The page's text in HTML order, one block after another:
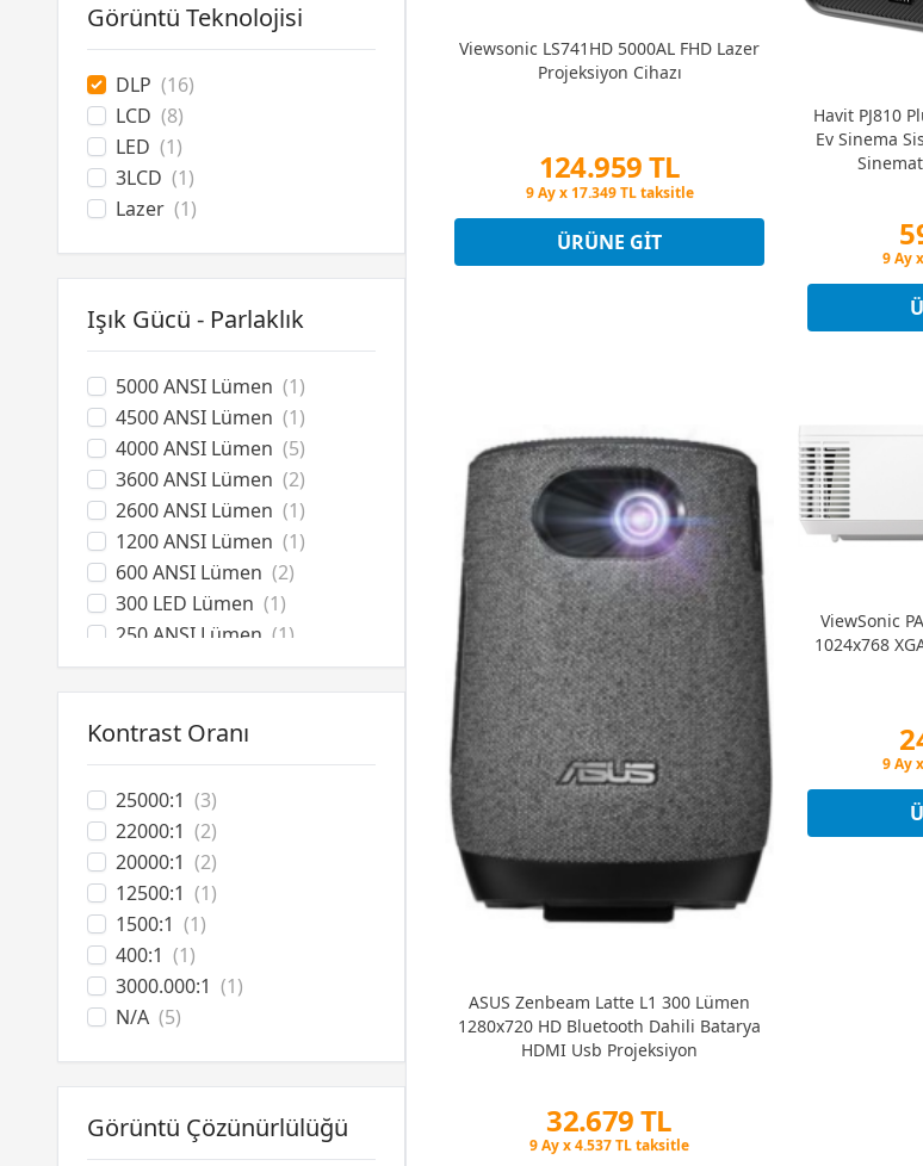
Görüntü Teknolojisi
DLP (16)
LCD (8)
LED (1)
3LCD (1)
Lazer (1)
Işık Gücü - Parlaklık
5000 ANSI Lümen (1)
4500 ANSI Lümen (1)
4000 ANSI Lümen (5)
3600 ANSI Lümen (2)
2600 ANSI Lümen (1)
1200 ANSI Lümen (1)
600 ANSI Lümen (2)
300 LED Lümen (1)
250 ANSI Lümen (1)
150 ANSI Lümen (1)
Kontrast Oranı
25000:1 (3)
22000:1 (2)
20000:1 (2)
12500:1 (1)
1500:1 (1)
400:1 (1)
3000.000:1 (1)
N/A (5)
Görüntü Çözünürlülüğü
Viewsonic LS741HD 5000AL FHD Lazer
Projeksiyon Cihazı
124.959 TL
Peşin Fiyatına 3 Taksit
Peşin Fiyatına 3 Taksit
ÜRÜNE GIT
Havit PJ810
Ev Sinema
ASUS Zenbeam Latte L1 300 Lümen
1280x720 HD Bluetooth Dahili Batarya
HDMI Usb Projeksiyon
32.679 TL
Peşin Fiyatına 3 Taksit
ViewSonic
1024x768